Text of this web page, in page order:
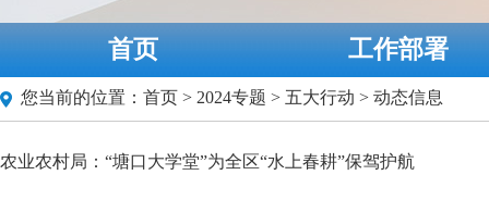
首页 工作部署
您当前的位置： 首页 > 2024专题 > 五大行动 > 动态信息
农业农村局：“塘口大学堂”为全区“水上春耕”保驾护航